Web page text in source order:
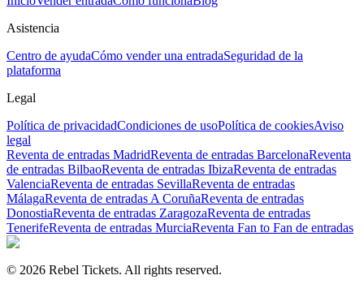
Asistencia
Centro de ayudaCómo vender una entradaSeguridad de la
plataforma
Legal
Política de privacidadCondiciones de usoPolítica de cookiesAviso
legal
Reventa de entradas MadridReventa de entradas BarcelonaReventa
de entradas BilbaoReventa de entradas IbizaReventa de entradas
ValenciaReventa de entradas SevillaReventa de entradas
MálagaReventa de entradas A CoruñaReventa de entradas
DonostiaReventa de entradas ZaragozaReventa de entradas
TenerifeReventa de entradas MurciaReventa Fan to Fan de entradas
© 2026 Rebel Tickets. All rights reserved.